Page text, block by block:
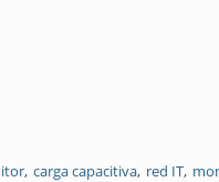
carga capacitiva red IT